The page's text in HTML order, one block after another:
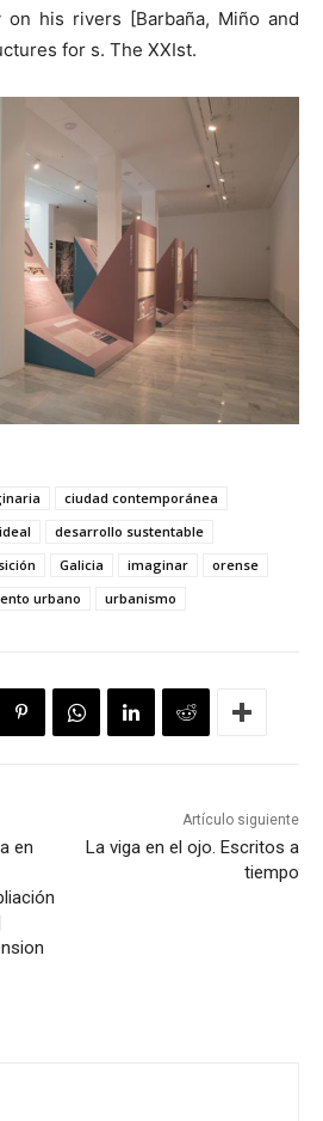
his rivers [Barbaña, Miño and
for s. The XXIst.
ciudad contemporánea
desarrollo sustentable
Galicia imaginar
orense
urbano urbanismo
en
Artículo siguiente
La viga en el ojo. Escritos a
tiempo